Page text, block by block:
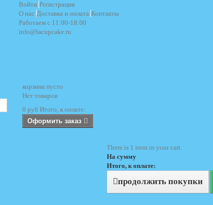
Войти Регистрация
О нас Доставка и оплата Контакты
Работаем с 11:00-18:00
info@lacupcake.ru
корзина пусто
Нет товаров
0 руб Итого, к оплате:
Оформить заказ
There is 1 item in your cart.
На сумму
Итого, к оплате:
продолжить покупки